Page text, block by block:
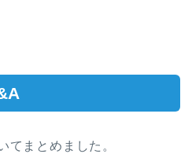
てまとめました。